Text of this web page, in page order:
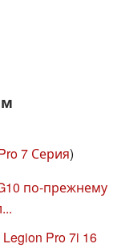
7 Серия)
по-прежнему
Pro 7i 16